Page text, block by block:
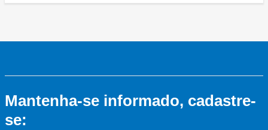
Mantenha-se informado, cadastre-
se: